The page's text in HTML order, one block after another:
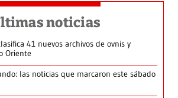
noticias
41 nuevos archivos de ovnis y
Oriente
las noticias que marcaron este sábado